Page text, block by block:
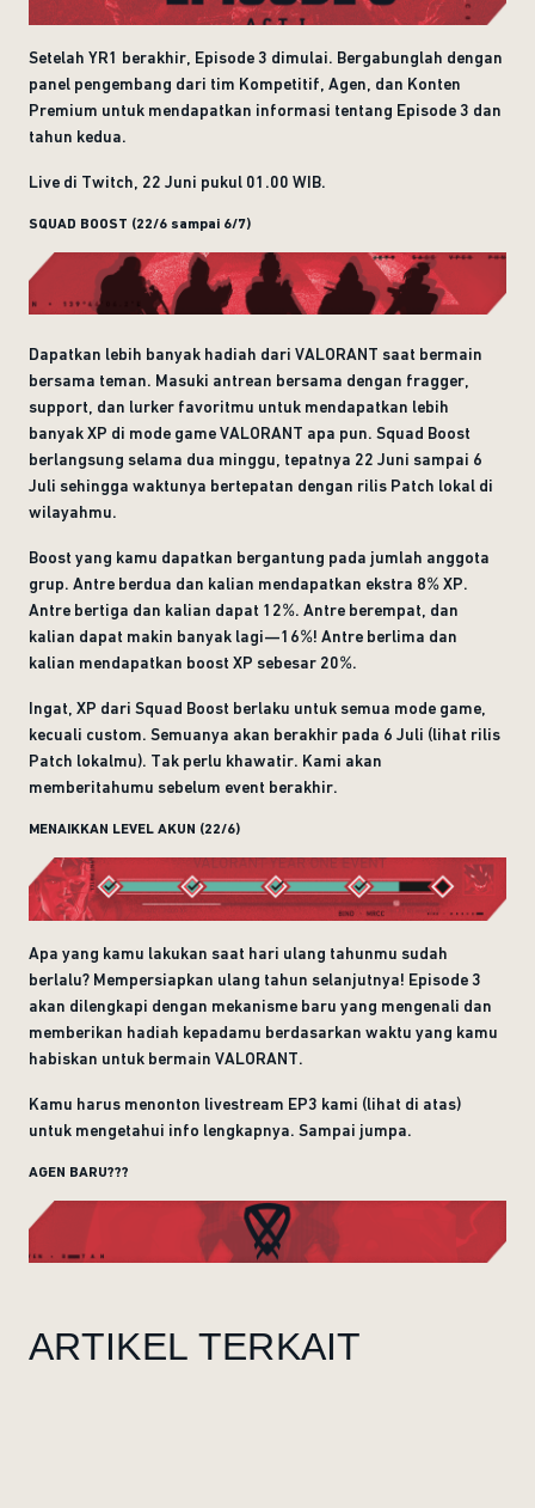
Setelah YR1 berakhir, Episode 3 dimulai. Bergabunglah dengan
panel pengembang dari tim Kompetitif, Agen, dan Konten
Premium untuk mendapatkan informasi tentang Episode 3 dan
tahun kedua.
Live di Twitch, 22 Juni pukul 01.00 WIB.
SQUAD BOOST (22/6 sampai 6/7)
Dapatkan lebih banyak hadiah dari VALORANT saat bermain
bersama teman. Masuki antrean bersama dengan fragger,
support, dan lurker favoritmu untuk mendapatkan lebih
banyak XP di mode game VALORANT apa pun. Squad Boost
berlangsung selama dua minggu, tepatnya 22 Juni sampai 6
Juli sehingga waktunya bertepatan dengan rilis Patch lokal di
wilayahmu.
Boost yang kamu dapatkan bergantung pada jumlah anggota
grup. Antre berdua dan kalian mendapatkan ekstra 8% XP.
Antre bertiga dan kalian dapat 12%. Antre berempat, dan
kalian dapat makin banyak lagi—16%! Antre berlima dan
kalian mendapatkan boost XP sebesar 20%.
Ingat, XP dari Squad Boost berlaku untuk semua mode game,
kecuali custom. Semuanya akan berakhir pada 6 Juli (lihat rilis
Patch lokalmu). Tak perlu khawatir. Kami akan
memberitahumu sebelum event berakhir.
MENAIKKAN LEVEL AKUN (22/6)
Apa yang kamu lakukan saat hari ulang tahunmu sudah
berlalu? Mempersiapkan ulang tahun selanjutnya! Episode 3
akan dilengkapi dengan mekanisme baru yang mengenali dan
memberikan hadiah kepadamu berdasarkan waktu yang kamu
habiskan untuk bermain VALORANT.
Kamu harus menonton livestream EP3 kami (lihat di atas)
untuk mengetahui info lengkapnya. Sampai jumpa.
AGEN BARU???
ARTIKEL TERKAIT